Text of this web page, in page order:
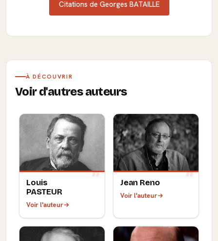
Citations de Georges BATAILLE
À DÉCOUVRIR
Voir d'autres auteurs
Louis
PASTEUR
Voir l'auteur
Jean Reno
Voir l'auteur